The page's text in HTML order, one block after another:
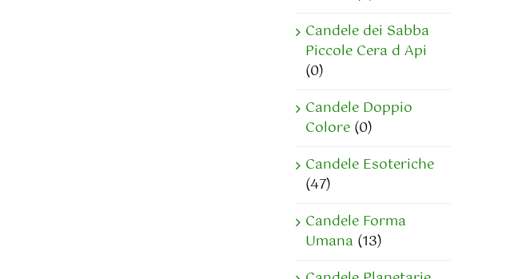
Candele dei Sabba
Piccole Cera d Api
(0)
Candele Doppio
Colore (0)
Candele Esoteriche
(47)
Candele Forma
Umana (13)